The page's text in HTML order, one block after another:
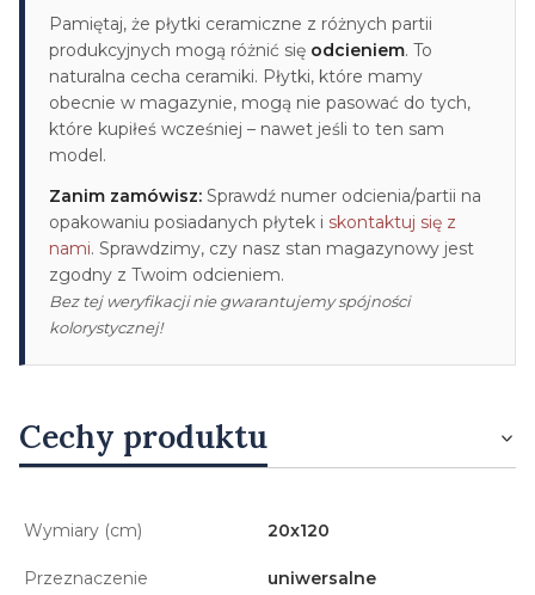
Pamiętaj, że płytki ceramiczne z różnych partii
produkcyjnych mogą różnić się odcieniem. To
naturalna cecha ceramiki. Płytki, które mamy
obecnie w magazynie, mogą nie pasować do tych,
które kupiłeś wcześniej – nawet jeśli to ten sam
model.
Zanim zamówisz: Sprawdź numer odcienia/partii na
opakowaniu posiadanych płytek i skontaktuj się z
nami. Sprawdzimy, czy nasz stan magazynowy jest
zgodny z Twoim odcieniem.
Bez tej weryfikacji nie gwarantujemy spójności
kolorystycznej!
Cechy produktu
Wymiary (cm) 20x120
Przeznaczenie uniwersalne